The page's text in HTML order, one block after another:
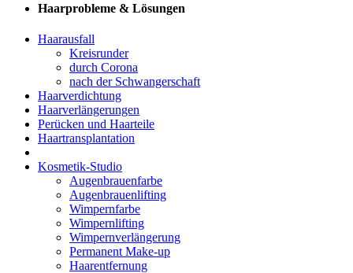
Haarprobleme & Lösungen
Haarausfall
Kreisrunder
durch Corona
nach der Schwangerschaft
Haarverdichtung
Haarverlängerungen
Perücken und Haarteile
Haartransplantation
Kosmetik-Studio
Augenbrauenfarbe
Augenbrauenlifting
Wimpernfarbe
Wimpernlifting
Wimpernverlängerung
Permanent Make-up
Haarentfernung